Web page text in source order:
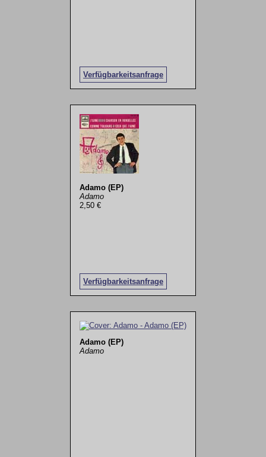
Verfügbarkeitsanfrage
Adamo (EP)
Adamo
2,50 €
Verfügbarkeitsanfrage
Adamo (EP)
Adamo